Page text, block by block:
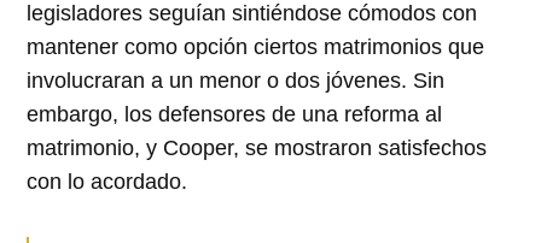
legisladores seguían sintiéndose cómodos con
mantener como opción ciertos matrimonios que
involucraran a un menor o dos jóvenes. Sin
embargo, los defensores de una reforma al
matrimonio, y Cooper, se mostraron satisfechos
con lo acordado.